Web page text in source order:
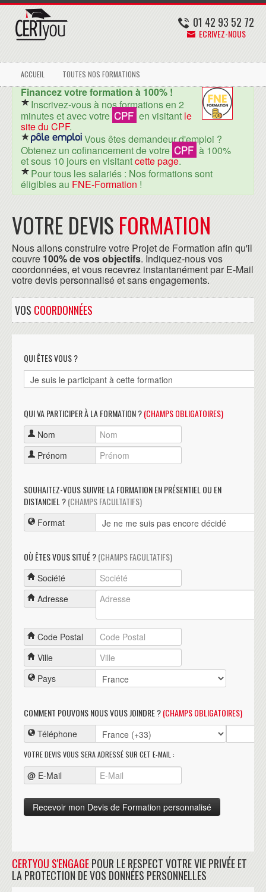
01 42 93 52 72
ECRIVEZ-NOUS
ACCUEIL TOUTES NOS FORMATIONS
Financez votre formation à 100% !
Inscrivez-vous à nos formations en 2
minutes et avec votre CPF en visitant le
site du CPF.
Vous êtes demandeur d'emploi ?
Obtenez un cofinancement de votre CPF à 100%
et sous 10 jours en visitantcette page.
Pour tous les salariés : Nos formations sont
éligibles au FNE-Formation !
VOTRE DEVIS FORMATION
Nous allons construire votre Projet de Formation afin qu'il
couvre 100% de vos objectifs. Indiquez-nous vos
coordonnées, et vous recevrez instantanément par E-Mail
votre devis personnalisé et sans engagements.
VOS COORDONNÉES
QUI ÊTES VOUS ?
QUI VA PARTICIPER À LA FORMATION ?(CHAMPS OBLIGATOIRES)
Nom
Prénom
SOUHAITEZ-VOUS SUIVRE LA FORMATION EN PRÉSENTIEL OU EN
DISTANCIEL ?(CHAMPS FACULTATIFS)
Format
OÙ ÊTES VOUS SITUÉ ?(CHAMPS FACULTATIFS)
Société
Adresse
Code Postal
Ville
Pays
COMMENT POUVONS NOUS VOUS JOINDRE ?(CHAMPS OBLIGATOIRES)
Téléphone
VOTRE DEVIS VOUS SERA ADRESSÉ SUR CET E-MAIL :
@ E-Mail
CERTYOU S'ENGAGEPOUR LE RESPECT VOTRE VIE PRIVÉE ET
LA PROTECTION DE VOS DONNÉES PERSONNELLES